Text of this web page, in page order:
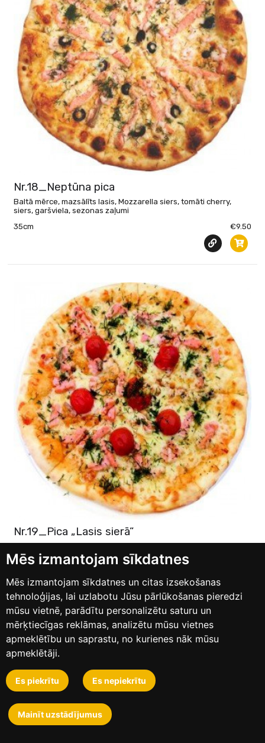
Mēs izmantojam sīkdatnes
Mēs izmantojam sīkdatnes un citas izsekošanas
tehnoloģijas, lai uzlabotu Jūsu pārlūkošanas pieredzi
mūsu vietnē, parādītu personalizētu saturu un
mērķtiecīgas reklāmas, analizētu mūsu vietnes
apmeklētību un saprastu, no kurienes nāk mūsu
apmeklētāji.
Es piekrītu Es nepiekrītu
Mainīt uzstādījumus
Nr.18_Neptūna pica
Baltā mērce, mazsālīts lasis, Mozzarella siers, tomāti cherry,
siers, garšviela, sezonas zaļumi
35cm
€9.50
Nr.19_Pica „Lasis sierā”
siers, garšviela, sezonas zaļumi